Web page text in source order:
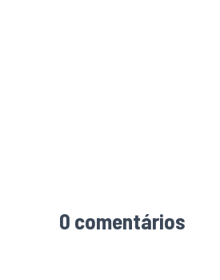
0 comentários